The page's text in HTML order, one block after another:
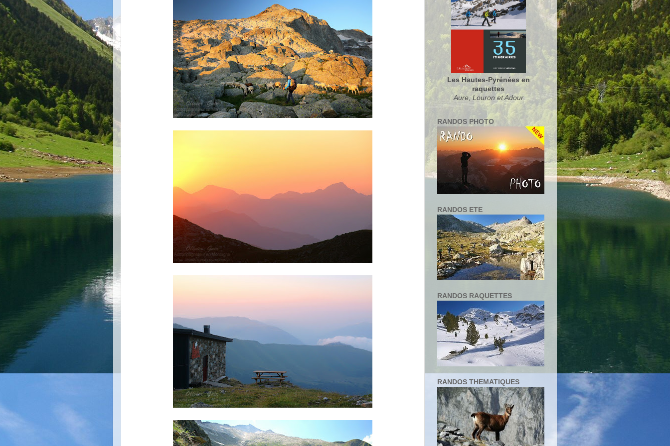
Les Hautes-Pyrénées en
raquettes
Aure, Louron et Adour
RANDOS PHOTO
RANDOS ETE
RANDOS RAQUETTES
RANDOS THEMATIQUES